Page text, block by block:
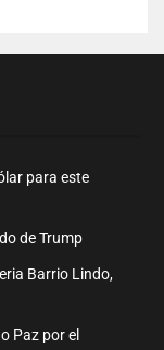
para este
de Trump
Barrio Lindo,
Paz por el